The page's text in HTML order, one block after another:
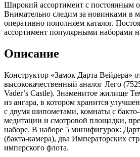
Широкий ассортимент с постоянным
Внимательно следим за новинками в
оперативно пополняем каталог.
ассортимент популярными наборами
Описание
Конструктор «Замок Дарта Вейдера»
высококачественный аналог Лего
Vader’s Castle). Знаменитое жилище
из ангара, в котором хранится
с двумя шипометами, комнаты с
медитации и смотровой площадки,
наборе. В наборе 5 минифигурок:
(бакта-камера), два Императорских
имперского флота.